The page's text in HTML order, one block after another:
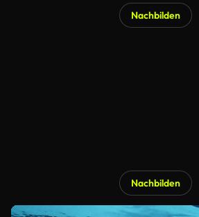
Nachbilden
Nachbilden